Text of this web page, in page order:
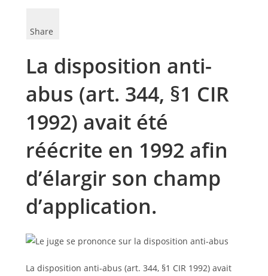
Share
La disposition anti-
abus (art. 344, §1 CIR
1992) avait été
réécrite en 1992 afin
d’élargir son champ
d’application.
La disposition anti-abus (art. 344, §1 CIR 1992) avait